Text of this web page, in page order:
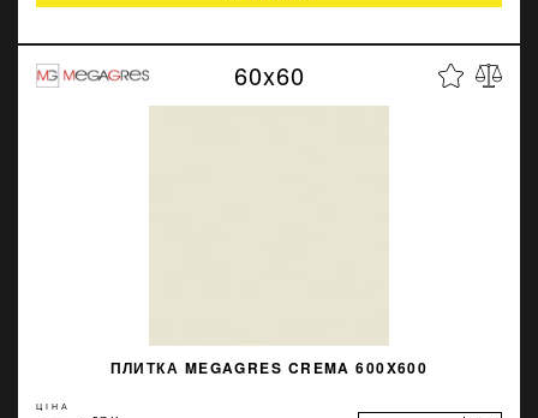
60x60
ПЛИТКА MEGAGRES CREMA 600X600
ЦІНА